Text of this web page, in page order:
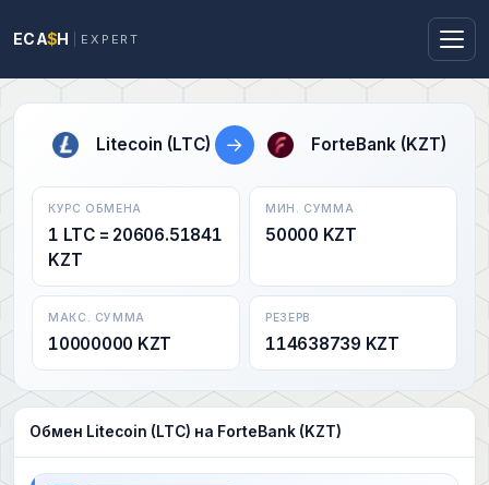
ECA$H EXPERT
Litecoin (LTC) → ForteBank (KZT)
КУРС ОБМЕНА
1 LTC = 20606.51841
KZT
МИН. СУММА
50000 KZT
МАКС. СУММА
10000000 KZT
РЕЗЕРВ
114638739 KZT
Обмен Litecoin (LTC) на ForteBank (KZT)